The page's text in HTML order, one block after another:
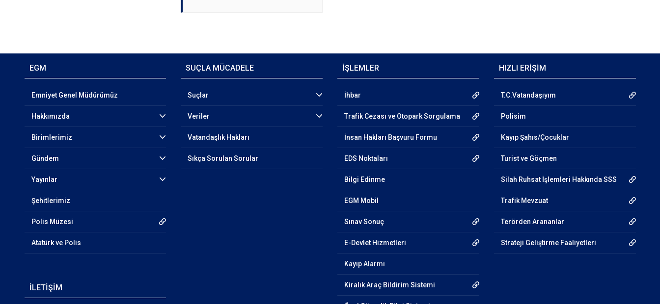
EGM
Emniyet Genel Müdürümüz
Hakkımızda
Birimlerimiz
Gündem
Yayınlar
Şehitlerimiz
Polis Müzesi
Atatürk ve Polis
SUÇLA MÜCADELE
Suçlar
Veriler
Vatandaşlık Hakları
Sıkça Sorulan Sorular
İŞLEMLER
İhbar
Trafik Cezası ve Otopark Sorgulama
İnsan Hakları Başvuru Formu
EDS Noktaları
Bilgi Edinme
EGM Mobil
Sınav Sonuç
E-Devlet Hizmetleri
Kayıp Alarmı
Kiralık Araç Bildirim Sistemi
HIZLI ERİŞİM
T.C.Vatandaşıyım
Polisim
Kayıp Şahıs/Çocuklar
Turist ve Göçmen
Silah Ruhsat İşlemleri Hakkında SSS
Trafik Mevzuat
Terörden Arananlar
Strateji Geliştirme Faaliyetleri
İLETİŞİM